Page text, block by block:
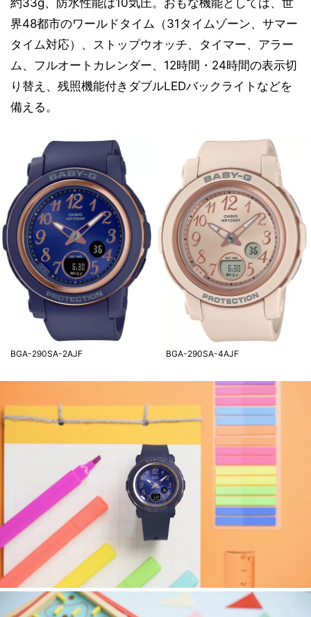
界48都市のワールドタイム（31タイムゾーン、サマー
タイム対応）、ストップウオッチ、タイマー、アラー
ム、フルオートカレンダー、12時間・24時間の表示切
り替え、残照機能付きダブルLEDバックライトなどを
備える。
BGA-290SA-2AJF BGA-290SA-4AJF